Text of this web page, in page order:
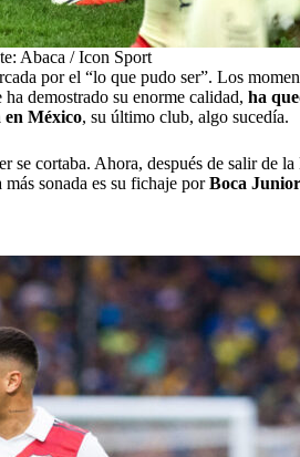
Abaca / Icon Sport
por el “lo que pudo ser”. Los
demostrado su enorme calidad, ha
en México, su último club, algo sucedía.
cortaba. Ahora, después de salir de
sonada es su fichaje porBoca